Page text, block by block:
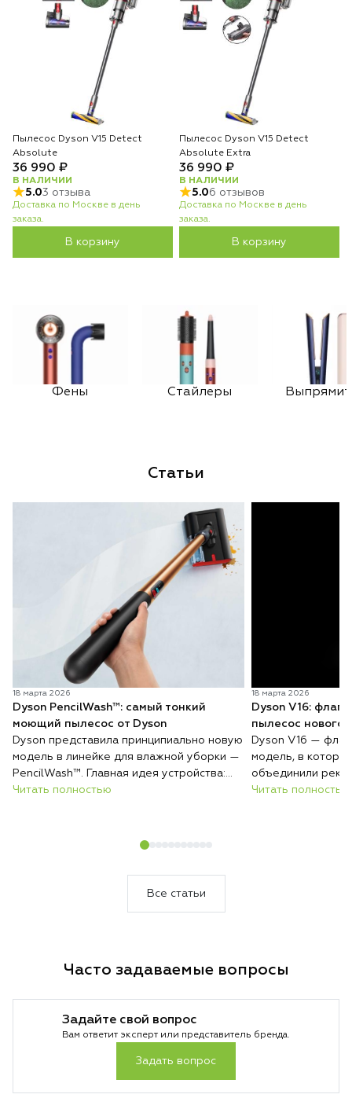
Пылесос Dyson V15 Detect
Absolute
36 990 ₽
В НАЛИЧИИ
5.03 отзыва
Доставка по Москве в день
заказа.
В корзину
Пылесос Dyson V15 Detect
Absolute Extra
36 990 ₽
В НАЛИЧИИ
5.06 отзывов
Доставка по Москве в день
заказа.
В корзину
Фены Стайлеры
Статьи
18 марта 2026
Dyson PencilWash™: самый тонкий
моющий пылесос от Dyson
Dyson представила принципиально новую
модель в линейке для влажной уборки —
PencilWash™. Главная идея устройства:
сверхтонкий и лёгкий корпус без каких-
Читать полностью
18 марта 2026
Dyson V16:
пылесос нового
Dyson V16 —
модель, в
объединили
всасывания,
Читать полностью
Все статьи
Часто задаваемые вопросы
Задайте свой вопрос
Вам ответит эксперт или представитель бренда.
Задать вопрос